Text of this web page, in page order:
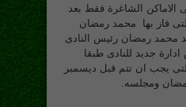
الاماكن الشاغرة فقط بعد
8 سبتمبر 2011 التى فاز بها محمد رمضان
محمد رمضان رئيس النادى
جديد للنادى طبقا
يجب ان تتم قبل ديسمبر